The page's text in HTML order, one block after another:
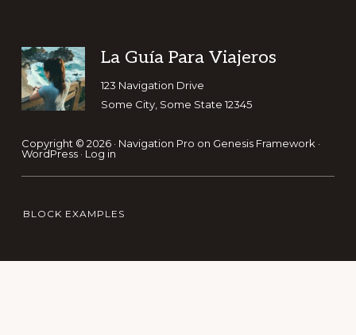
Footer
La Guía Para Viajeros
123 Navigation Drive
Some City, Some State 12345
Copyright © 2026 · Navigation Pro on Genesis Framework·
WordPress· Log in
BLOCK EXAMPLES